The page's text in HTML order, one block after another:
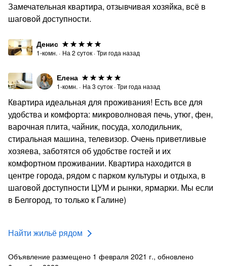
Замечательная квартира, отзывчивая хозяйка, всё в
шаговой доступности.
Денис
1-комн. · На 2 суток ·Три года назад
Елена
1-комн. · На 3 суток ·Три года назад
Квартира идеальная для проживания! Есть все для
удобства и комфорта: микроволновая печь, утюг, фен,
варочная плита, чайник, посуда, холодильник,
стиральная машина, телевизор. Очень приветливые
хозяева, заботятся об удобстве гостей и их
комфортном проживании. Квартира находится в
центре города, рядом с парком культуры и отдыха, в
шаговой доступности ЦУМ и рынки, ярмарки. Мы если
в Белгород, то только к Галине)
Найти жильё рядом
Объявление размещено 1 февраля 2021 г., обновлено